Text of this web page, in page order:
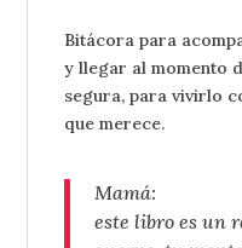
cantidad
Bitácora para
y llegar al momento
segura, para vivirlo
que merece.
Mamá:
este libro es un